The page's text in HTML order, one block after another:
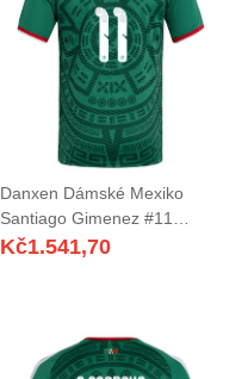
Danxen Dámské Mexiko
Santiago Gimenez #11
Zelená Bílá Červená Domů
Kč1.541,70